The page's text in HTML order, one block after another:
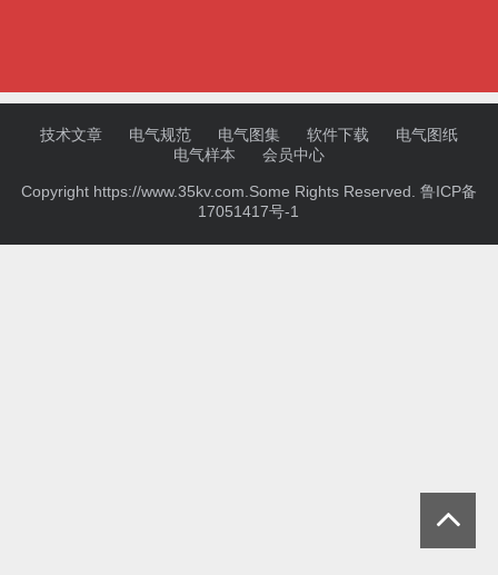
技术文章 电气规范 电气图集 软件下载
电气图纸
电气样本
会员中心
Copyright https://www.35kv.com.Some Rights Reserved. 鲁ICP备
17051417号-1